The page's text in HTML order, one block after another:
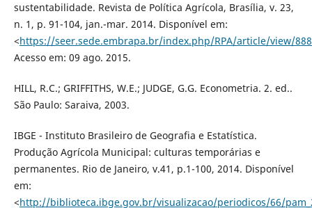
sustentabilidade. Revista de Política Agrícola, Brasília, v. 23,
n. 1, p. 91-104, jan.-mar. 2014. Disponível em:
<https://seer.sede.embrapa.br/index.php/RPA/article/view/
Acesso em: 09 ago. 2015.
HILL, R.C.; GRIFFITHS, W.E.; JUDGE, G.G. Econometria. 2. ed..
São Paulo: Saraiva, 2003.
IBGE - Instituto Brasileiro de Geografia e Estatística.
Produção Agrícola Municipal: culturas temporárias e
permanentes. Rio de Janeiro, v.41, p.1-100, 2014. Disponível
em:
<http://biblioteca.ibge.gov.br/visualizacao/periodicos/66/